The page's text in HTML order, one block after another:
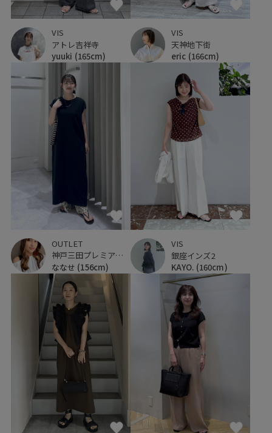
VIS
アトレ吉祥寺
yuuki (165cm)
VIS
天神地下街
eric (166cm)
OUTLET
神戸三田プレミアム・アウトレット
ななせ (156cm)
VIS
銀座インズ2
KAYO. (160cm)